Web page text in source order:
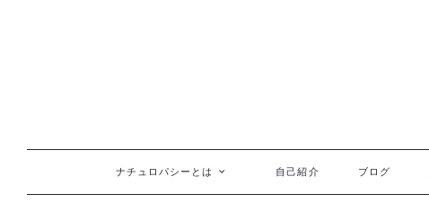
コンテンツへ移動ナチュロパシーとは 自己紹介 ブログ